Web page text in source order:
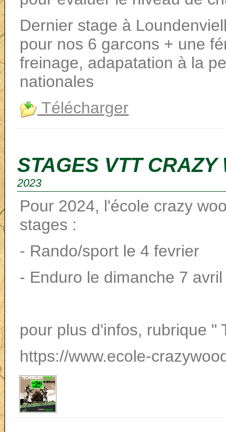
Dernier stage à
pour nos 6 garcons + une
freinage, adapatation à la
nationales
Télécharger
STAGES VTT
2023
Pour 2024, l'école crazy
stages :
- Rando/sport le 4 fevrier
- Enduro le dimanche 7 avril
pour plus d'infos, rubrique "
https://www.ecole-